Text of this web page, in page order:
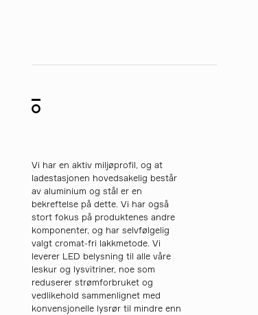
Vi har en aktiv miljøprofil, og at
ladestasjonen hovedsakelig består
av aluminium og stål er en
bekreftelse på dette. Vi har også
stort fokus på produktenes andre
komponenter, og har selvfølgelig
valgt cromat-fri lakkmetode. Vi
leverer LED belysning til alle våre
leskur og lysvitriner, noe som
reduserer strømforbruket og
vedlikehold sammenlignet med
konvensjonelle lysrør til mindre enn